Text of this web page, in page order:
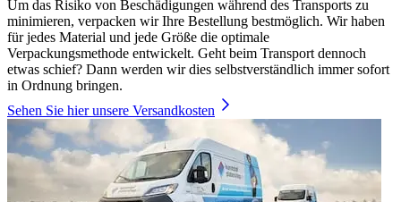
Um das Risiko von Beschädigungen während des Transports zu
minimieren, verpacken wir Ihre Bestellung bestmöglich. Wir haben
für jedes Material und jede Größe die optimale
Verpackungsmethode entwickelt. Geht beim Transport dennoch
etwas schief? Dann werden wir dies selbstverständlich immer sofort
in Ordnung bringen.
Sehen Sie hier unsere Versandkosten